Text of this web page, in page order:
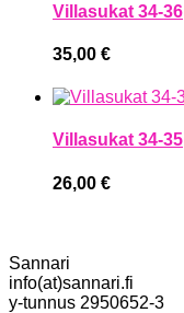
Villasukat 34-36
35,00 €
Villasukat 34-35
26,00 €
Sannari
info(at)sannari.fi
y-tunnus 2950652-3